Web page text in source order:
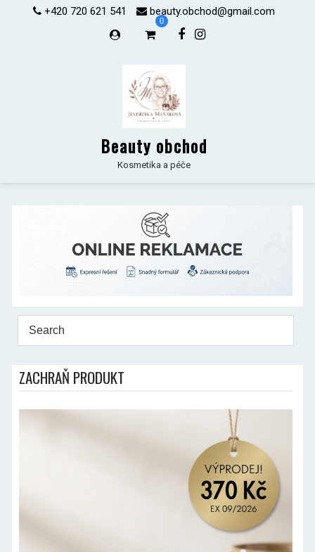
+420 720 621 541 beauty.obchod@gmail.com
0
Beauty obchod
Kosmetika a péče
ZACHRAŇ PRODUKT